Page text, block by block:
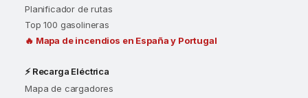
Planificador de rutas
Top 100 gasolineras
🔥 Mapa de incendios en España y Portugal
⚡ Recarga Eléctrica
Mapa de cargadores